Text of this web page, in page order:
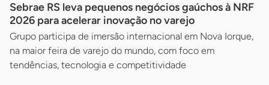
Sebrae RS leva pequenos negócios gaúchos à NRF
2026 para acelerar inovação no varejo
Grupo participa de imersão internacional em Nova Iorque,
na maior feira de varejo do mundo, com foco em
tendências, tecnologia e competitividade